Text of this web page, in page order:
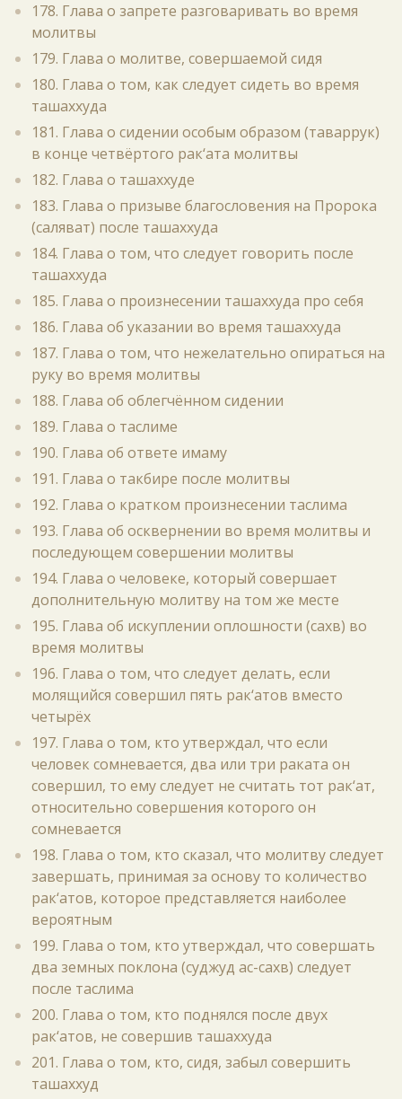
178. Глава о запрете разговаривать во время
молитвы
179. Глава о молитве, совершаемой сидя
180. Глава о том, как следует сидеть во время
ташаххуда
181. Глава о сидении особым образом (таваррук)
в конце четвёртого рак‘ата молитвы
182. Глава о ташаххуде
183. Глава о призыве благословения на Пророка
(саляват) после ташаххуда
184. Глава о том, что следует говорить после
ташаххуда
185. Глава о произнесении ташаххуда про себя
186. Глава об указании во время ташаххуда
187. Глава о том, что нежелательно опираться на
руку во время молитвы
188. Глава об облегчённом сидении
189. Глава о таслиме
190. Глава об ответе имаму
191. Глава о такбире после молитвы
192. Глава о кратком произнесении таслима
193. Глава об осквернении во время молитвы и
последующем совершении молитвы
194. Глава о человеке, который совершает
дополнительную молитву на том же месте
195. Глава об искуплении оплошности (сахв) во
время молитвы
196. Глава о том, что следует делать, если
молящийся совершил пять рак‘атов вместо
четырёх
197. Глава о том, кто утверждал, что если
человек сомневается, два или три раката он
совершил, то ему следует не считать тот рак‘ат,
относительно совершения которого он
сомневается
198. Глава о том, кто сказал, что молитву следует
завершать, принимая за основу то количество
рак‘атов, которое представляется наиболее
вероятным
199. Глава о том, кто утверждал, что совершать
два земных поклона (суджуд ас-сахв) следует
после таслима
200. Глава о том, кто поднялся после двух
рак‘атов, не совершив ташаххуда
201. Глава о том, кто, сидя, забыл совершить
ташаххуд